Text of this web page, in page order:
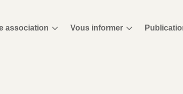
association 3 Vous informer 3